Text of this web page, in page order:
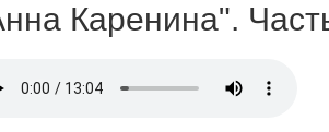
Каренина".